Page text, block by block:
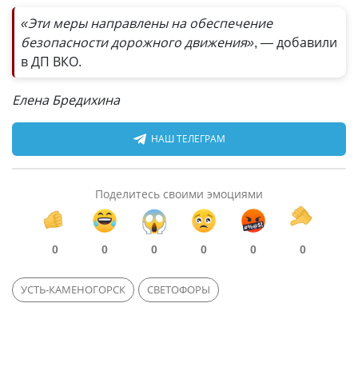
«Эти меры направлены на обеспечение
безопасности дорожного движения», — добавили
в ДП ВКО.
Елена Бредихина
НАШ ТЕЛЕГРАМ
Поделитесь своими эмоциями
0 0 0 0 0 0
УСТЬ-КАМЕНОГОРСК СВЕТОФОРЫ